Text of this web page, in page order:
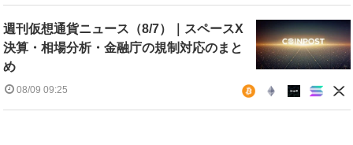
週刊仮想通貨ニュース（8/7）｜スペースX
決算・相場分析・金融庁の規制対応のまと
め
08/09 09:25